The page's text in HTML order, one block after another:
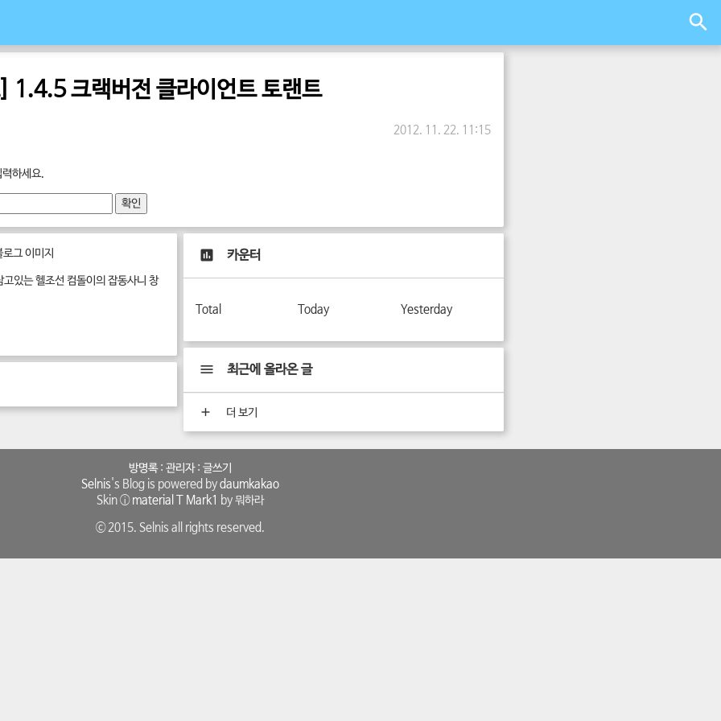
1.4.5 크랙버전 클라이언트 토랜트
2012. 11. 22. 11:15
하세요.
확인
있는 헬조선 컴돌이의 잡동사니 창
카운터
Total Today Yesterday
최근에 올라온 글
더 보기
방명록: 관리자: 글쓰기
Selnis's Blog is powered bydaumkakao
Skin ⓘmaterial T Mark1 by 뭐하라
ⓒ 2015. Selnis all rights reserved.